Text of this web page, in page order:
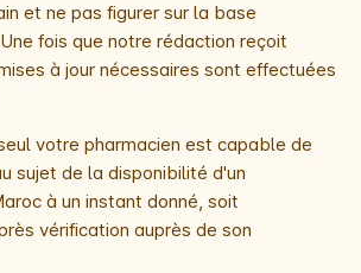
et ne pas figurer sur la base
fois que notre rédaction reçoit
à jour nécessaires sont effectuées
votre pharmacien est capable de
sujet de la disponibilité d'un
à un instant donné, soit
vérification auprès de son